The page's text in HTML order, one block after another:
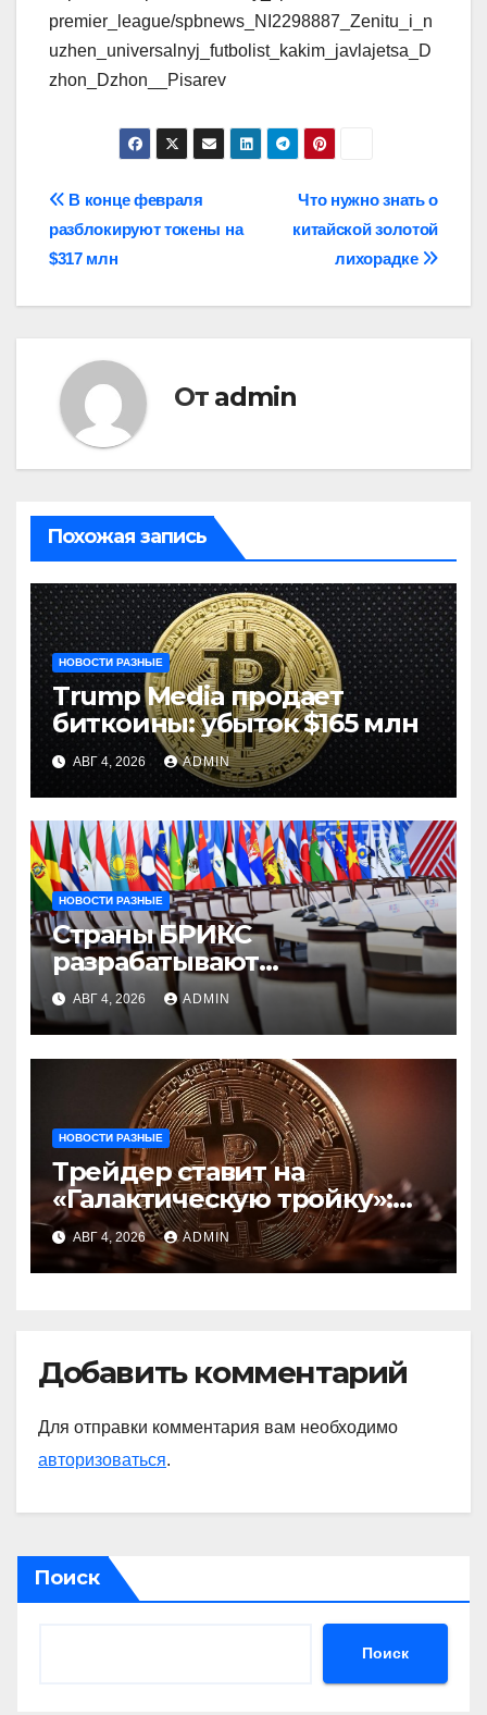
premier_league/spbnews_NI2298887_Zenitu_i_n
uzhen_universalnyj_futbolist_kakim_javlajetsa_D
zhon_Dzhon__Pisarev
Навигация
по
записям
Что нужно знать о
китайской золотой
лихорадке
В конце февраля
разблокируют токены на
$317 млн
От admin
Похожая запись
НОВОСТИ РАЗНЫЕ
Trump Media продает
биткоины: убыток $165 млн
АВГ 4, 2026 ADMIN
НОВОСТИ РАЗНЫЕ
Страны БРИКС
разрабатывают
инфраструктуру на базе
цифровых валют
центробанков
АВГ 4, 2026 ADMIN
НОВОСТИ РАЗНЫЕ
Трейдер ставит на
«Галактическую тройку»:
Circle, Coinbase и ETH
АВГ 4, 2026 ADMIN
Добавить комментарий
Для отправки комментария вам необходимо
авторизоваться.
Поиск
Поиск